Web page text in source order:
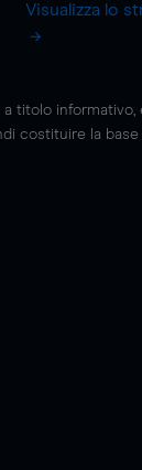
Visualizza lo
titolo
costituire la